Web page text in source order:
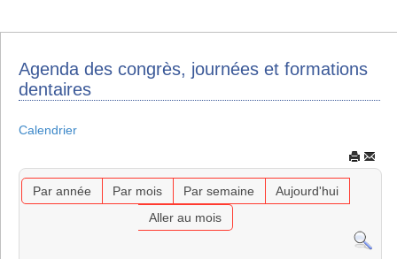
Agenda des congrès, journées et formations
dentaires
Calendrier
Par année Par mois Par semaine
Aujourd'hui
Aller au mois